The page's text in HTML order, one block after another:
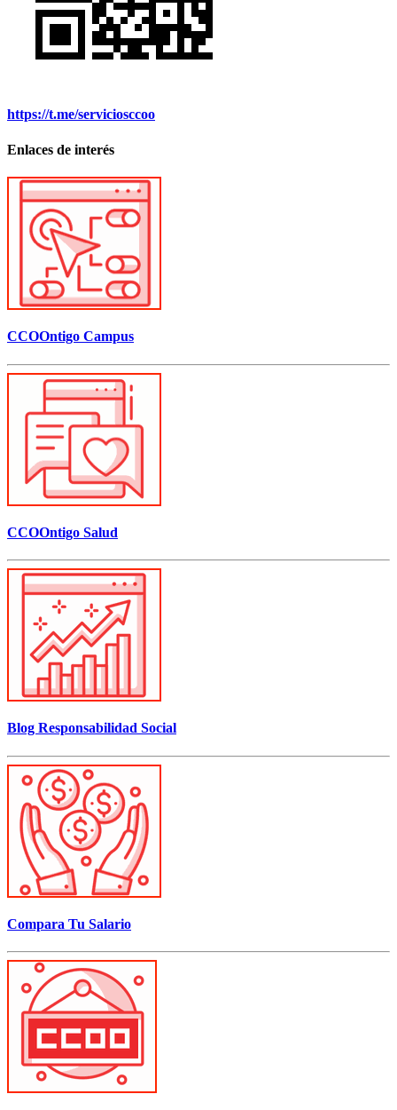
https://t.me/serviciosccoo
Enlaces de interés
CCOOntigo Campus
CCOOntigo Salud
Blog Responsabilidad Social
Compara Tu Salario